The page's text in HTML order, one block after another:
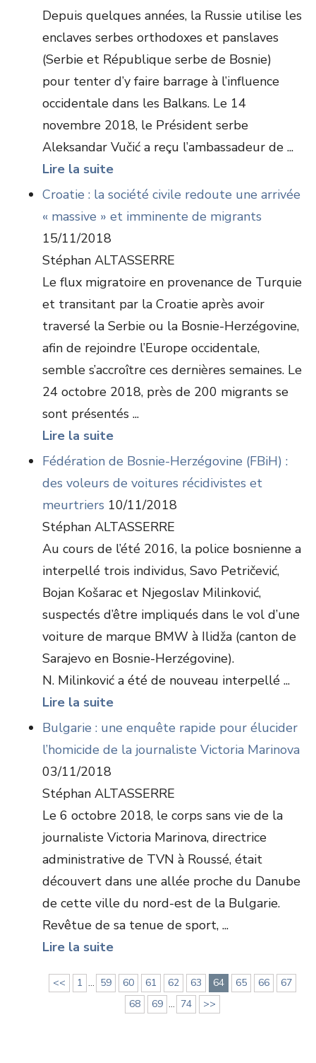
Depuis quelques années, la Russie utilise les
enclaves serbes orthodoxes et panslaves
(Serbie et République serbe de Bosnie)
pour tenter d’y faire barrage à l’influence
occidentale dans les Balkans. Le 14
novembre 2018, le Président serbe
Aleksandar Vučić a reçu l’ambassadeur de ...
Lire la suite
Croatie : la société civile redoute une arrivée
« massive » et imminente de migrants
15/11/2018
Stéphan ALTASSERRE
Le flux migratoire en provenance de Turquie
et transitant par la Croatie après avoir
traversé la Serbie ou la Bosnie-Herzégovine,
afin de rejoindre l’Europe occidentale,
semble s’accroître ces dernières semaines. Le
24 octobre 2018, près de 200 migrants se
sont présentés ...
Lire la suite
Fédération de Bosnie-Herzégovine (FBiH) :
des voleurs de voitures récidivistes et
meurtriers 10/11/2018
Stéphan ALTASSERRE
Au cours de l’été 2016, la police bosnienne a
interpellé trois individus, Savo Petričević,
Bojan Košarac et Njegoslav Milinković,
suspectés d’être impliqués dans le vol d’une
voiture de marque BMW à Ilidža (canton de
Sarajevo en Bosnie-Herzégovine).
N. Milinković a été de nouveau interpellé ...
Lire la suite
Bulgarie : une enquête rapide pour élucider
l’homicide de la journaliste Victoria Marinova
03/11/2018
Stéphan ALTASSERRE
Le 6 octobre 2018, le corps sans vie de la
journaliste Victoria Marinova, directrice
administrative de TVN à Roussé, était
découvert dans une allée proche du Danube
de cette ville du nord-est de la Bulgarie.
Revêtue de sa tenue de sport, ...
Lire la suite
<< 1 ... 59 60 61 62 63 64 65 66
67
68
69 ... 74 >>